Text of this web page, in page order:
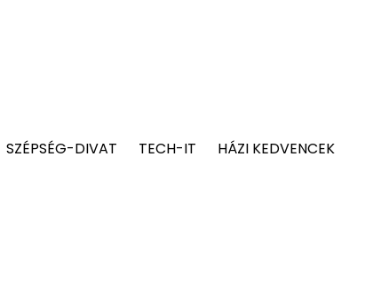
SZÉPSÉG-DIVAT TECH-IT HÁZI KEDVENCEK